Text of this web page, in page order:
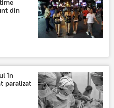
din
în
paralizat